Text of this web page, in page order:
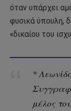
όταν υπάρχει
φυσικά ύπουλη,
«δικαίου του
*
μέλος